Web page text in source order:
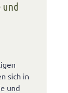
und
sich in
und